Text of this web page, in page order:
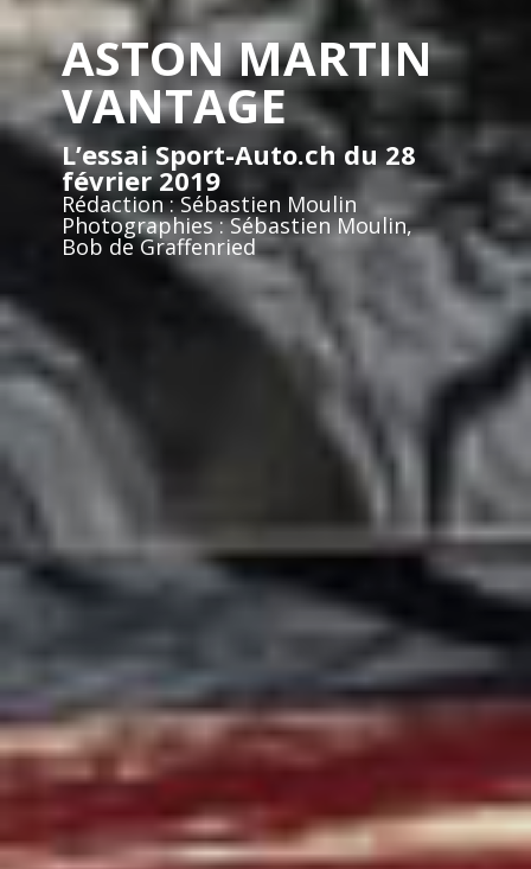
ASTON MARTIN
VANTAGE
L’essai Sport-Auto.ch du 28
février 2019
Rédaction : Sébastien Moulin
Photographies : Sébastien Moulin,
Bob de Graffenried